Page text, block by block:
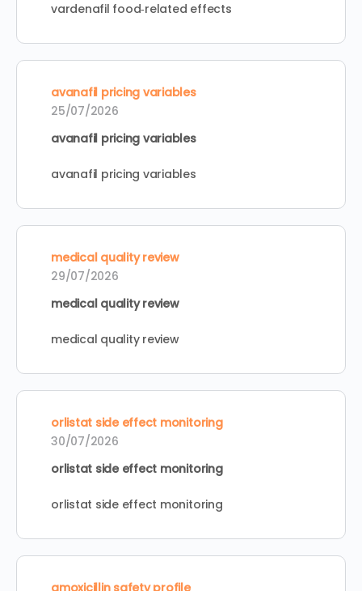
vardenafil food‑related effects
avanafil pricing variables
25/07/2026
avanafil pricing variables
avanafil pricing variables
medical quality review
29/07/2026
medical quality review
medical quality review
orlistat side effect monitoring
30/07/2026
orlistat side effect monitoring
orlistat side effect monitoring